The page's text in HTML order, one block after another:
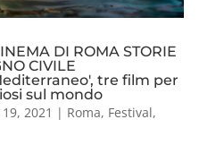
DI ROMA STORIE
CIVILE
tre film per
sul mondo
2021 | Roma, Festival,